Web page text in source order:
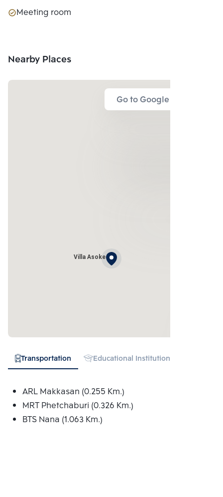
Meeting room
Nearby Places
Go to Google Map
Villa Asoke
Transportation Educational Institution
ARL Makkasan (0.255 Km.)
MRT Phetchaburi (0.326 Km.)
BTS Nana (1.063 Km.)